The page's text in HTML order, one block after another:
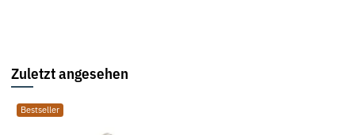
Zuletzt angesehen
Bestseller